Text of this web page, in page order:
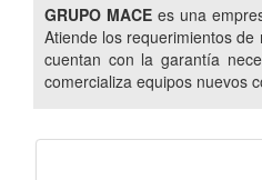
REPARCION DE MONITORES
GRUPO MACE es una
Atiende los requerimientos
cuentan con la garantía
comercializa equipos nuevos